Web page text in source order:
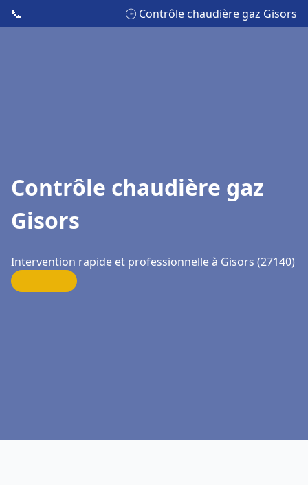
📞 🕒 Contrôle chaudière gaz Gisors
Contrôle chaudière gaz
Gisors
Intervention rapide et professionnelle à Gisors (27140)